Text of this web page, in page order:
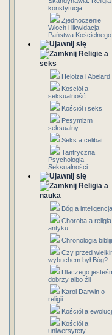
konstytucja
Zjednoczenie
Włoch i likwidacja
Państwa Kościelnego
Religie a
seks
Heloiza i Abelard
Kościół a
seksualność
Kościół i seks
Pesymizm
seksualny
Seks a celibat
Tantryczna
Psychologia
Seksualności
Religia a
nauka
Bóg a inteligencja
Choroba a
antyku
Chronologia
Czy przed
wybuchem był Bóg?
Dlaczego
dobrzy albo źli
Karol Darwin o
religii
Kościół a
Kościół a
uniwersytety